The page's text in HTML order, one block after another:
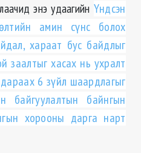
энэ удаагийн Үндсэн
амин сүнс болох
хараат бус байдлыг
заалтыг хасах нь ухралт
6 зүйл шаардлагыг
байнгын
хорооны дарга нарт